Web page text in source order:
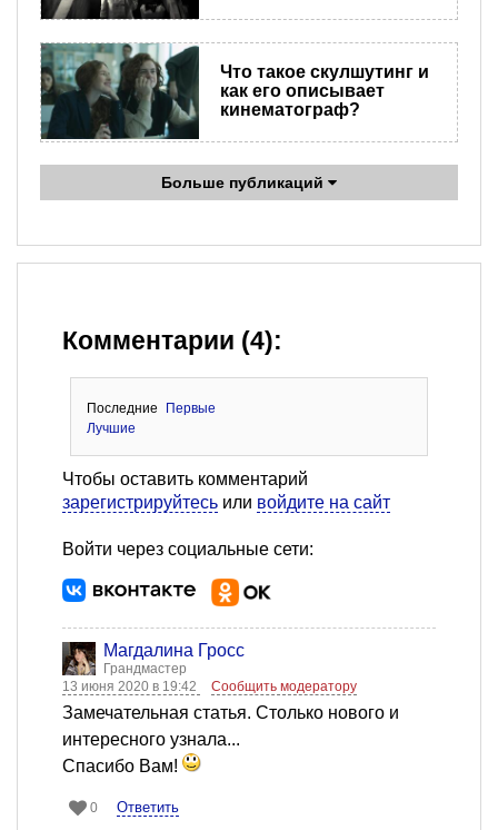
Что такое скулшутинг и
как его описывает
кинематограф?
Больше публикаций
Комментарии (4):
Последние
Первые
Лучшие
Чтобы оставить комментарий
зарегистрируйтесь или войдите на сайт
Войти через социальные сети:
Магдалина Гросс
Грандмастер
13 июня 2020 в 19:42
Сообщить модератору
Замечательная статья. Столько нового и
интересного узнала...
Спасибо Вам!
0 Ответить